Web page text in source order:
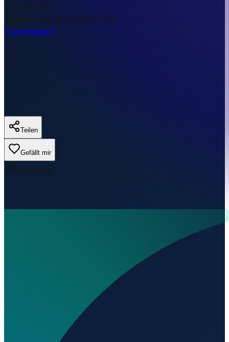
Lng-72.1030
TimezoneAmerica/New_York
TypeHeliport
Teilen
Gefällt mir
0Aufrufe